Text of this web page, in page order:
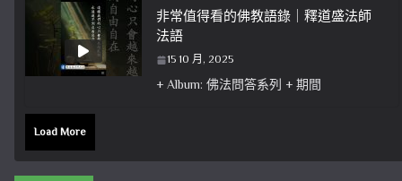
非常值得看的佛教語錄｜釋道盛法師
法語
15 10 月, 2025
+ Album: 佛法問答系列 + 期間
Load More